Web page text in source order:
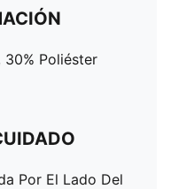
30% Poliéster
Por El Lado Del